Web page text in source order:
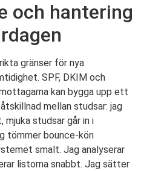
och hantering
gränser för nya
SPF, DKIM och
kan bygga upp ett
mellan studsar: jag
mjuka studsar går in i
tömmer bounce-kön
smalt. Jag analyserar
listorna snabbt. Jag sätter